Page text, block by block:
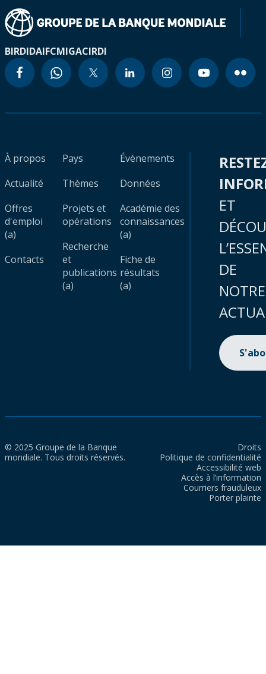
BIRDIDAIFCMIGACIRDI
À propos
Actualité
Offres
d'emploi
(a)
Contacts
Pays
Thèmes
Projets et
opérations
Recherche
et
publications
(a)
Évènements
Données
Académie des
connaissances
(a)
Fiche de
résultats
(a)
ET
DE
NOTRE
© 2025 Groupe de la Banque
mondiale. Tous droits réservés.
Droits
Politique de confidentialité
Accessibilité web
Accès à l’information
Courriers frauduleux
Porter plainte